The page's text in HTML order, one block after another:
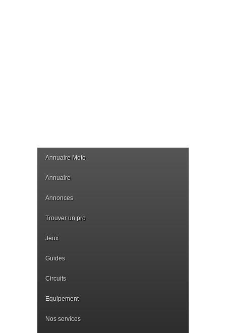
Annuaire Moto
Annuaire
Annonces
Trouver un pro
Jeux
Guides
Circuits
Equipement
Nos services